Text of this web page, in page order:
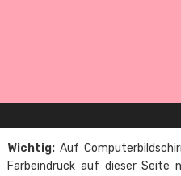
Wichtig: Auf
Farbeindruck auf dieser Seite